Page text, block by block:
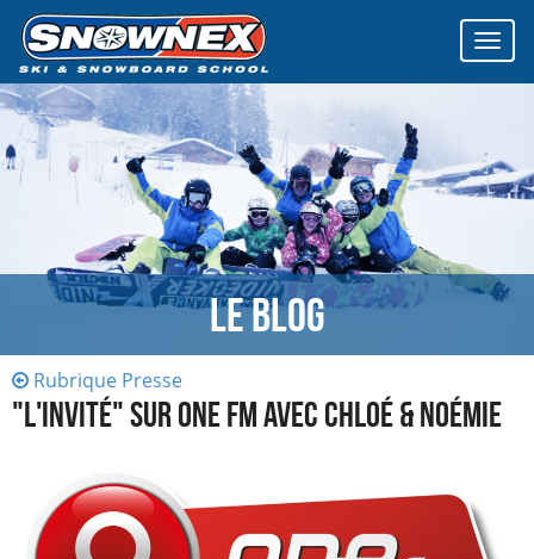
Le Blog
Rubrique Presse
"L'INVITÉ" SUR ONE FM AVEC CHLOÉ & NOÉMIE